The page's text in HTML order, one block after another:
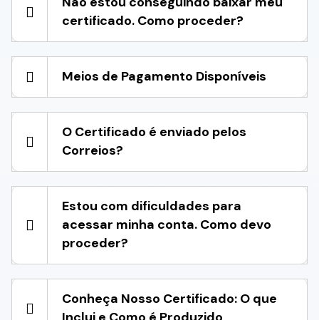
certificado. Como proceder?
Meios de Pagamento Disponíveis
O Certificado é enviado pelos
Correios?
Estou com dificuldades para
acessar minha conta. Como devo
proceder?
Conheça Nosso Certificado: O que